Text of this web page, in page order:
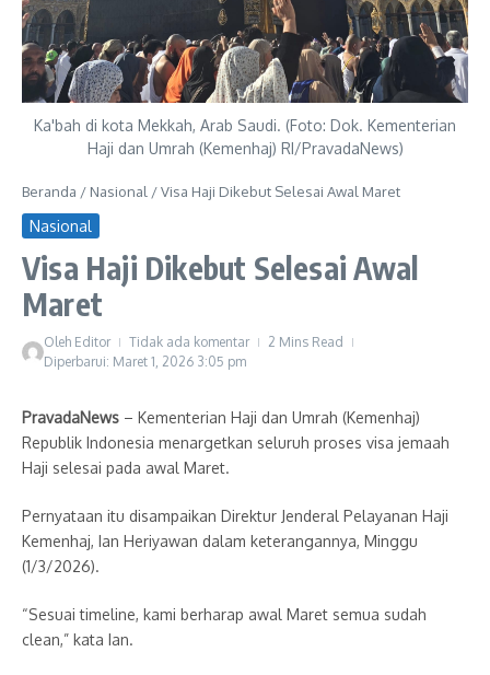
Ka'bah di kota Mekkah, Arab Saudi. (Foto: Dok. Kementerian
Haji dan Umrah (Kemenhaj) RI/PravadaNews)
Beranda / Nasional /Visa Haji Dikebut Selesai Awal Maret
Nasional
Visa Haji Dikebut Selesai Awal
Maret
Oleh Editor Tidak ada komentar
2 Mins Read
Diperbarui: Maret 1, 2026 3:05 pm
PravadaNews – Kementerian Haji dan Umrah (Kemenhaj)
Republik Indonesia menargetkan seluruh proses visa jemaah
Haji selesai pada awal Maret.
Pernyataan itu disampaikan Direktur Jenderal Pelayanan Haji
Kemenhaj, Ian Heriyawan dalam keterangannya, Minggu
(1/3/2026).
“Sesuai timeline, kami berharap awal Maret semua sudah
clean,” kata Ian.